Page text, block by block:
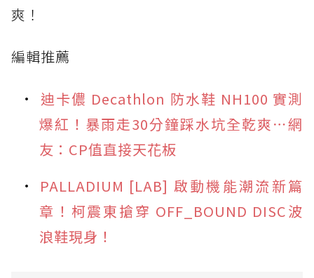
爽！
編輯推薦
迪卡儂 Decathlon 防水鞋 NH100 實測
爆紅！暴雨走30分鐘踩水坑全乾爽⋯網
友：CP值直接天花板
PALLADIUM [LAB] 啟動機能潮流新篇
章！柯震東搶穿 OFF_BOUND DISC波
浪鞋現身！